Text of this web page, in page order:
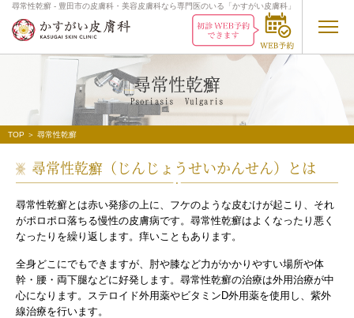
尋常性乾癬 - 豊田市の皮膚科・美容皮膚科なら専門医のいる「かすがい皮膚科」
尋常性乾癬
Psoriasis Vulgaris
TOP ＞ 尋常性乾癬
尋常性乾癬（じんじょうせいかんせん）とは
尋常性乾癬とは赤い発疹の上に、フケのような皮むけが起こり、それ
がポロポロ落ちる慢性の皮膚病です。尋常性乾癬はよくなったり悪く
なったりを繰り返します。痒いこともあります。
全身どこにでもできますが、肘や膝など力がかかりやすい場所や体
幹・腰・両下腿などに好発します。尋常性乾癬の治療は外用治療が中
心になります。ステロイド外用薬やビタミンD外用薬を使用し、紫外
線治療を行います。